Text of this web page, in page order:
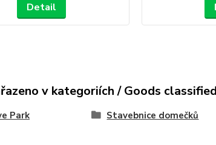
Detail
v kategoriích / Goods
Park Stavebnice domečků